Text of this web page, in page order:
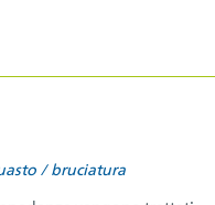
/ bruciatura